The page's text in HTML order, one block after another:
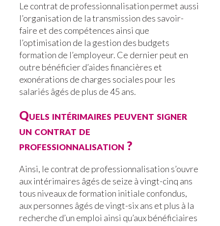
Le contrat de professionnalisation permet aussi
l’organisation de la transmission des savoir-
faire et des compétences ainsi que
l’optimisation de la gestion des budgets
formation de l’employeur. Ce dernier peut en
outre bénéficier d’aides financières et
exonérations de charges sociales pour les
salariés âgés de plus de 45 ans.
Quels intérimaires peuvent signer
un contrat de
professionnalisation ?
Ainsi, le contrat de professionnalisation s’ouvre
aux intérimaires âgés de seize à vingt-cinq ans
tous niveaux de formation initiale confondus,
aux personnes âgés de vingt-six ans et plus à la
recherche d’un emploi ainsi qu’aux bénéficiaires